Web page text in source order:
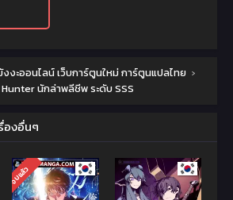
งะออนไลน์ เว็บการ์ตูนใหม่ การ์ตูนแปลไทย ›
นักล่าพลีชีพ ระดับ SSS
องอื่นๆ
จบแล้ว